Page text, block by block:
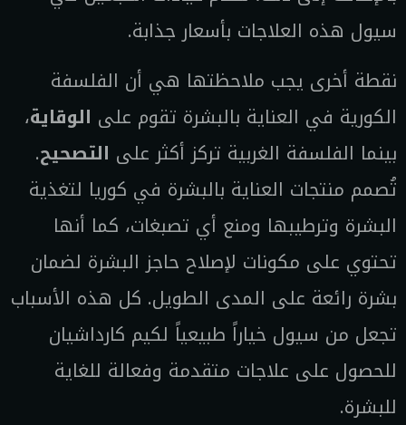
سيول هذه العلاجات بأسعار جذابة.
نقطة أخرى يجب ملاحظتها هي أن الفلسفة
الكورية في العناية بالبشرة تقوم على الوقاية،
بينما الفلسفة الغربية تركز أكثر على التصحيح.
تُصمم منتجات العناية بالبشرة في كوريا لتغذية
البشرة وترطيبها ومنع أي تصبغات، كما أنها
تحتوي على مكونات لإصلاح حاجز البشرة لضمان
بشرة رائعة على المدى الطويل. كل هذه الأسباب
تجعل من سيول خياراً طبيعياً لكيم كارداشيان
للحصول على علاجات متقدمة وفعالة للغاية
للبشرة.